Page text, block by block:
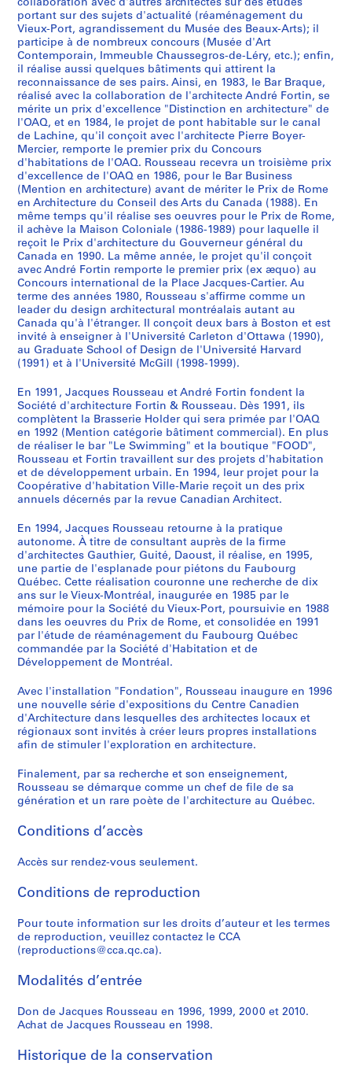
8
2
AP066.S2.D4
9
8
3
AP066.S2.D6
e
u
x
-
P
o
r
t
d
e
M
o
n
r
é
a
l
,
1
9
8
AP066.S2.D12
a
l
,
1
9
8
5
AP066.S2.D13
é
a
l
,
1
9
8
6
AP066.S2.D18
AP066.S2.D24
9
9
1
AP066.S2.D29
i
c
a
l
e
s
d
u
C
a
n
a
d
a
,
1
9
9
3
AP066.S2.D34
AP066.S2.D36
c
u
l
e
d
e
m
é
t
r
o
,
1
9
9
4
AP066.S2.D37
u
é
b
e
c
,
1
9
9
4
-
1
9
9
5
AP066.S2.D38
AP066.S2.D42
a
b
e
l
,
1
9
7
6
AP066.S2.D48
AP066.S2.D53
1
9
8
3
AP066.S2.D67
9
8
5
AP066.S2.D73
9
8
7
AP066.S2.D78
C
o
n
c
o
u
r
s
n
a
t
i
o
n
a
l
d
e
s
q
u
a
r
e
f
o
n
t
a
n
e
s
d
u
V
i
e
u
-
P
o
r
d
e
o
t
é
l
-
L
'
t
a
g
C
o
n
c
o
u
r
s
"
A
r
c
h
t
e
c
t
u
r
e
e
r
e
l
i
e
f
"
e
l
'
a
r
c
h
i
f
t
e
-
P
o
j
t
'
r
e
m
e
n
a
t
o
C
o
n
c
o
u
r
s
d
u
M
u
s
é
e
d
'
a
r
t
c
o
t
e
m
p
o
r
a
n
d
e
M
o
n
t
r
é
l
,
1
9
4
AP066.S3.D3
C
o
n
c
o
u
r
s
m
u
n
i
c
p
a
l
p
o
u
r
u
é
d
i
f
i
c
e
b
u
r
e
a
u
-
É
d
f
i
c
e
b
u
e
u
M
z
a
r
t
1
9
7
C
o
n
c
o
u
r
s
m
u
n
i
c
p
a
l
"
C
h
a
u
s
e
g
r
o
s
-
e
-
L
é
r
y
"
,
1
8
7
AP066.S3.D5
N
a
t
i
o
n
a
l
C
o
m
p
e
i
t
i
o
n
f
o
r
h
e
C
a
l
g
a
y
O
l
y
m
p
i
c
A
c
h
e
s
1
9
7
1
8
AP066.S3.D6
C
o
n
c
o
u
r
s
i
n
t
e
r
n
a
t
i
o
n
a
l
"
n
a
p
o
r
t
a
e
r
V
e
n
e
z
i
a
,
1
9
9
AP066.S3.D7
C
o
n
c
o
u
r
s
i
n
t
e
r
n
a
t
i
o
n
a
l
d
l
a
P
l
a
c
e
a
c
q
u
e
s
-
C
a
t
i
e
r
1
9
0
C
o
n
c
o
u
r
s
n
a
t
i
o
n
a
l
"
L
'
a
r
t
e
v
i
v
r
e
e
v
i
l
l
e
"
,
1
9
1
AP066.S3.D9
C
o
n
c
o
u
r
s
d
u
M
u
s
é
e
r
é
g
i
o
n
a
d
e
R
i
m
o
u
k
i
,
1
9
9
2
AP066.S3.D10
M
o
n
u
m
e
n
t
p
o
u
r
l
e
s
f
ê
t
e
s
d
u
5
0
i
è
m
e
a
n
i
v
e
r
s
a
i
r
d
e
M
o
t
r
a
,
9
3
AP066.S3.D11
C
o
n
c
o
u
r
s
d
e
l
a
F
a
c
u
l
t
é
d
e
l
a
m
é
n
a
g
e
e
n
t
d
e
l
'
U
n
v
e
r
s
t
é
e
o
t
é
a
l
,
9
9
-
C
o
n
c
o
u
r
s
N
o
u
v
e
a
u
C
o
n
f
o
r
t
'
H
y
d
r
o
-
u
é
b
e
c
-
U
n
e
e
t
i
t
m
a
s
n
1
9
7
AP066.S3.D13
C
o
n
c
o
u
r
s
O
A
Q
-
P
o
n
t
s
h
a
b
i
t
b
l
e
s
d
u
C
n
a
l
d
e
L
a
c
h
n
e
,
1
8
4
)
:
Œ
u
v
r
e
s
d
u
p
r
i
x
d
e
R
o
m
e
,
1
8
7
-
1
9
9
0
S
é
r
i
e
(
s
)
E
x
p
o
i
t
i
o
s
1
8
6
-
9
9
6
collaboration avec d'autres architectes sur des études
portant sur des sujets d'actualité (réaménagement du
Vieux-Port, agrandissement du Musée des Beaux-Arts); il
participe à de nombreux concours (Musée d'Art
Contemporain, Immeuble Chaussegros-de-Léry, etc.); enfin,
il réalise aussi quelques bâtiments qui attirent la
reconnaissance de ses pairs. Ainsi, en 1983, le Bar Braque,
réalisé avec la collaboration de l'architecte André Fortin, se
mérite un prix d'excellence "Distinction en architecture" de
l'OAQ, et en 1984, le projet de pont habitable sur le canal
de Lachine, qu'il conçoit avec l'architecte Pierre Boyer-
Mercier, remporte le premier prix du Concours
d'habitations de l'OAQ. Rousseau recevra un troisième prix
d'excellence de l'OAQ en 1986, pour le Bar Business
(Mention en architecture) avant de mériter le Prix de Rome
en Architecture du Conseil des Arts du Canada (1988). En
même temps qu'il réalise ses oeuvres pour le Prix de Rome,
il achève la Maison Coloniale (1986-1989) pour laquelle il
reçoit le Prix d'architecture du Gouverneur général du
Canada en 1990. La même année, le projet qu'il conçoit
avec André Fortin remporte le premier prix (ex æquo) au
Concours international de la Place Jacques-Cartier. Au
terme des années 1980, Rousseau s'affirme comme un
leader du design architectural montréalais autant au
Canada qu'à l'étranger. Il conçoit deux bars à Boston et est
invité à enseigner à l'Université Carleton d'Ottawa (1990),
au Graduate School of Design de l'Université Harvard
(1991) et à l'Université McGill (1998-1999).
En 1991, Jacques Rousseau et André Fortin fondent la
Société d'architecture Fortin & Rousseau. Dès 1991, ils
complètent la Brasserie Holder qui sera primée par l'OAQ
en 1992 (Mention catégorie bâtiment commercial). En plus
de réaliser le bar "Le Swimming" et la boutique "FOOD",
Rousseau et Fortin travaillent sur des projets d'habitation
et de développement urbain. En 1994, leur projet pour la
Coopérative d'habitation Ville-Marie reçoit un des prix
annuels décernés par la revue Canadian Architect.
En 1994, Jacques Rousseau retourne à la pratique
autonome. À titre de consultant auprès de la firme
d'architectes Gauthier, Guité, Daoust, il réalise, en 1995,
une partie de l'esplanade pour piétons du Faubourg
Québec. Cette réalisation couronne une recherche de dix
ans sur le Vieux-Montréal, inaugurée en 1985 par le
mémoire pour la Société du Vieux-Port, poursuivie en 1988
dans les oeuvres du Prix de Rome, et consolidée en 1991
par l'étude de réaménagement du Faubourg Québec
commandée par la Société d'Habitation et de
Développement de Montréal.
Avec l'installation "Fondation", Rousseau inaugure en 1996
une nouvelle série d'expositions du Centre Canadien
d'Architecture dans lesquelles des architectes locaux et
régionaux sont invités à créer leurs propres installations
afin de stimuler l'exploration en architecture.
Finalement, par sa recherche et son enseignement,
Rousseau se démarque comme un chef de file de sa
génération et un rare poète de l'architecture au Québec.
Conditions d’accès
Accès sur rendez-vous seulement.
Conditions de reproduction
Pour toute information sur les droits d’auteur et les termes
de reproduction, veuillez contactez le CCA
(reproductions@cca.qc.ca).
Modalités d’entrée
Don de Jacques Rousseau en 1996, 1999, 2000 et 2010.
Achat de Jacques Rousseau en 1998.
Historique de la conservation